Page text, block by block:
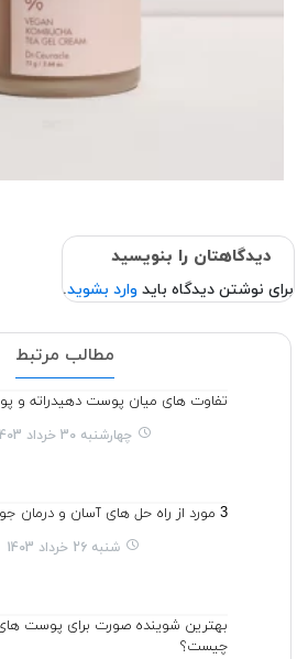
دیدگاهتان را بنویسید
برای نوشتن دیدگاه باید وارد بشوید.
مطالب مرتبط
تفاوت های میان پوست دهیدراته
چهارشنبه 30 خرداد 1403
3 مورد از راه حل های آسان و درمان جوش سرسیاه
شنبه 26 خرداد 1403
بهترین شوینده صورت برای پوست
چیست؟